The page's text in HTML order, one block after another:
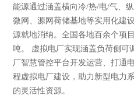
能源通过涵盖横向冷/热/电/气、
微网、源网荷储基地等实用化建
源就地消纳。全国各地百余个项
吨。 虚拟电厂实现涵盖负荷侧可
厂智慧管控平台开发运营、打通
程虚拟电厂建设，助力新型电力
的灵活性资源。